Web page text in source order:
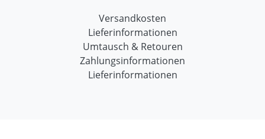
Versandkosten
Lieferinformationen
Umtausch & Retouren
Zahlungsinformationen
Lieferinformationen